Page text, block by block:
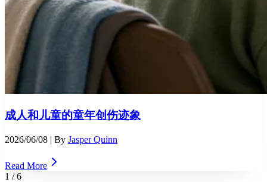
成人和儿童的童年创伤迹象
2026/06/08 | By Jasper Quinn
Read More
1 /6